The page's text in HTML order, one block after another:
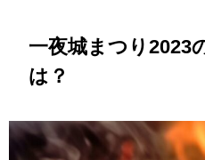
一夜城まつり2023
は？